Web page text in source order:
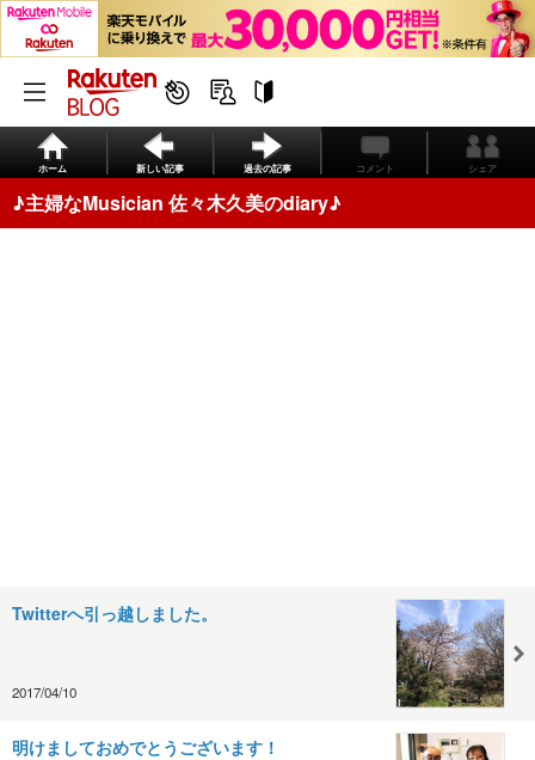
ホーム 新しい記事 過去の記事 コメント シェア
♪主婦なMusician 佐々木久美のdiary♪
Twitterへ引っ越しました。
2017/04/10
明けましておめでとうございます！